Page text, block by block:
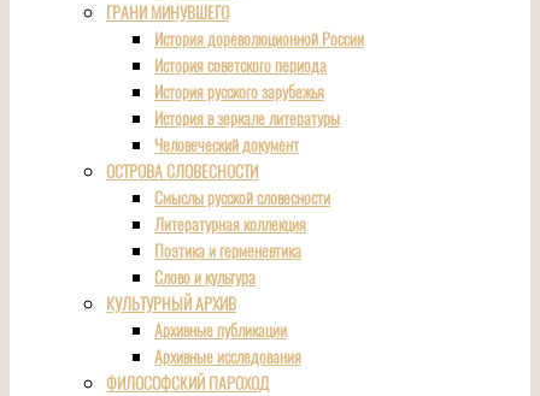
ГРАНИ МИНУВШЕГО
История дореволюционной России
История советского периода
История русского зарубежья
История в зеркале литературы
Человеческий документ
ОСТРОВА СЛОВЕСНОСТИ
Смыслы русской словесности
Литературная коллекция
Поэтика и герменевтика
Слово и культура
КУЛЬТУРНЫЙ АРХИВ
Архивные публикации
Архивные исследования
ФИЛОСОФСКИЙ ПАРОХОД